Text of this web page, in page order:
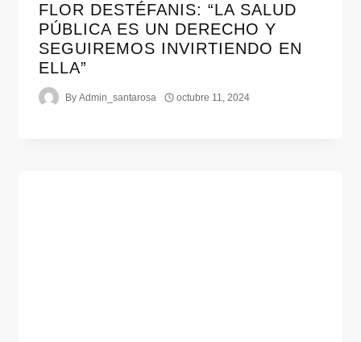
FLOR DESTÉFANIS: “LA SALUD
PÚBLICA ES UN DERECHO Y
SEGUIREMOS INVIRTIENDO EN
ELLA”
By Admin_santarosa octubre 11, 2024